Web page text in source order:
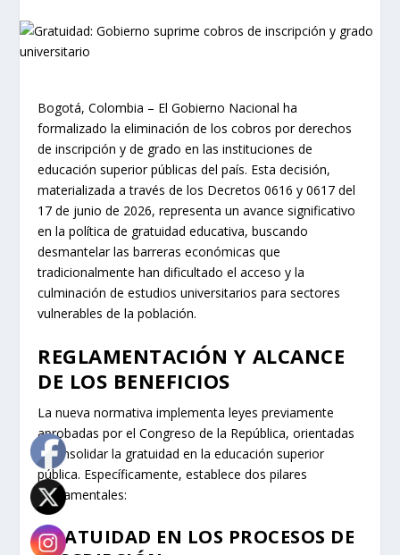
Bogotá, Colombia – El Gobierno Nacional ha
formalizado la eliminación de los cobros por derechos
de inscripción y de grado en las instituciones de
educación superior públicas del país. Esta decisión,
materializada a través de los Decretos 0616 y 0617 del
17 de junio de 2026, representa un avance significativo
en la política de gratuidad educativa, buscando
desmantelar las barreras económicas que
tradicionalmente han dificultado el acceso y la
culminación de estudios universitarios para sectores
vulnerables de la población.
REGLAMENTACIÓN Y ALCANCE
DE LOS BENEFICIOS
La nueva normativa implementa leyes previamente
aprobadas por el Congreso de la República, orientadas
a consolidar la gratuidad en la educación superior
pública. Específicamente, establece dos pilares
fundamentales:
GRATUIDAD EN LOS PROCESOS DE